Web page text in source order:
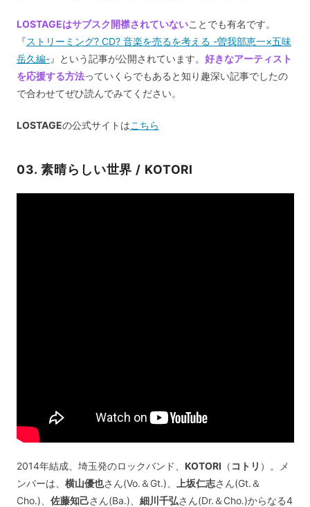
LOSTAGEはサブスク開襟されていないことでも有名です。
『ストリーミング? CD? 音楽を売るを考える -曽我部恵一×五味
岳久編-』という記事が公開されています。 好きなアーティスト
を応援する方法っていくらでもあると知り趣深い記事でしたの
で合わせてぜひ読んでみてください。
LOSTAGEの公式サイトはこちら
03. 素晴らしい世界 / KOTORI
2014年結成、埼玉発のロックバンド、 KOTORI （ コトリ ）。メ
ンバーは、 横山優也さん(Vo.＆Gt.)、 上坂仁志さん(Gt.＆
Cho.)、 佐藤知己さん(Ba.)、 細川千弘さん(Dr.＆Cho.)からなる4